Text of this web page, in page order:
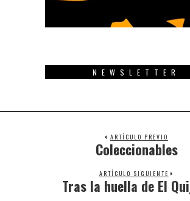
NEWSLETTER
ARTÍCULO PREVIO
Previous
Coleccionables
ARTÍCULO SIGUIENTE
Next
Tras la huella de El